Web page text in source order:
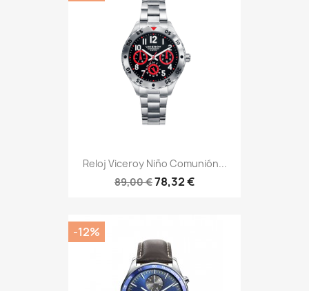
Reloj Viceroy Niño Comunión...
89,00 €78,32 €
-12%